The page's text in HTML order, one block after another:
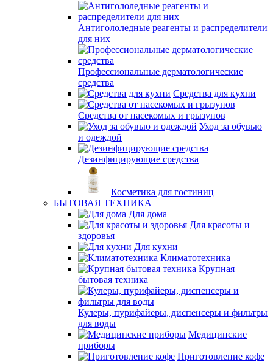
Антигололедные реагенты и распределители
для них
Профессиональные дерматологические
средства
Средства для кухни
Средства от насекомых и грызунов
Уход за обувью
и одеждой
Дезинфицирующие средства
Косметика для гостиниц
БЫТОВАЯ ТЕХНИКА
Для дома
Для красоты и
здоровья
Для кухни
Климатотехника
Крупная
бытовая техника
Кулеры, пурифайеры, диспенсеры и фильтры
для воды
Медицинские
приборы
Приготовление кофе